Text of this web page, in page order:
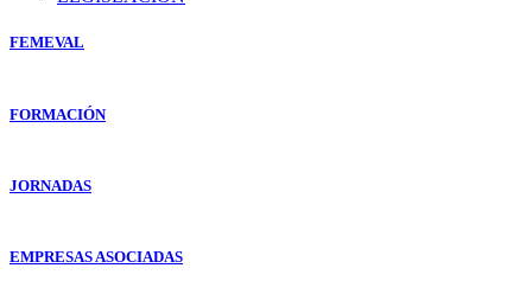
FEMEVAL
FORMACIÓN
JORNADAS
EMPRESAS ASOCIADAS